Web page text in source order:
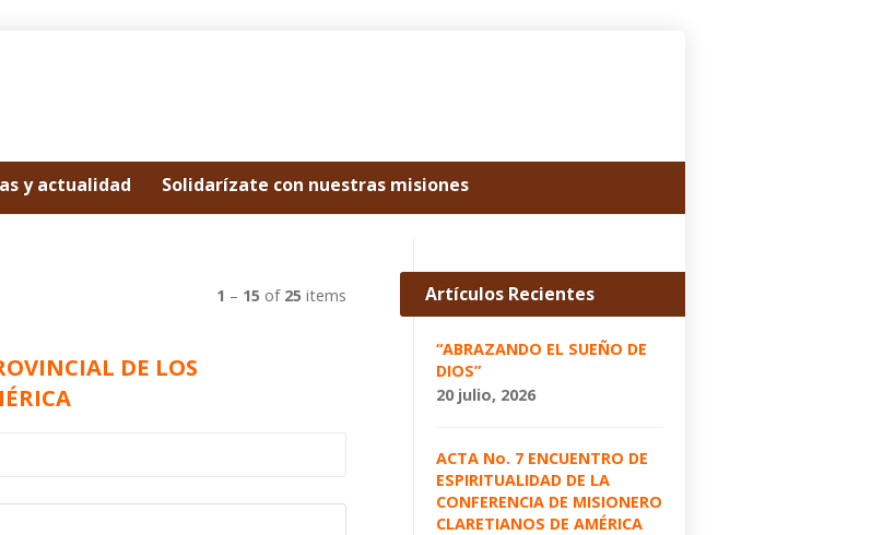
y actualidad Solidarízate con nuestras misiones
1 – 15 of 25 items
DE LOS
Artículos Recientes
“ABRAZANDO EL SUEÑO DE
DIOS”
20 julio, 2026
ACTA No. 7 ENCUENTRO DE
ESPIRITUALIDAD DE LA
CONFERENCIA DE MISIONERO
CLARETIANOS DE AMÉRICA